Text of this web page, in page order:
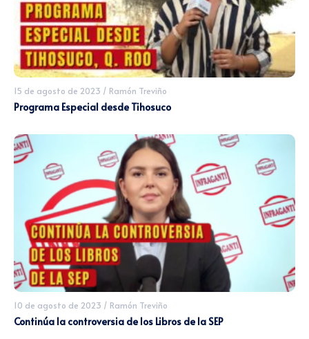
15 de agosto de 2023 / Ramón Treviño
Programa Especial desde Tihosuco
10 de agosto de 2023 / Ramón Treviño
Continúa la controversia de los Libros de la SEP